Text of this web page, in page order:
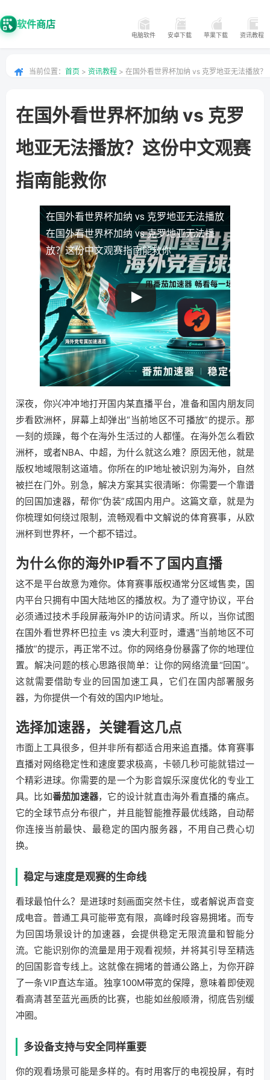
软件商店
电脑软件 安卓下载 苹果下载 资讯教程
当前位置： 首页 > 资讯教程 > 在国外看世界杯加纳 vs 克罗地亚无法播放？
在国外看世界杯加纳 vs 克罗
地亚无法播放？这份中文观赛
指南能救你
在国外看世界杯加纳 vs 克罗地亚无法播放
在国外看世界杯加纳 vs 克罗地亚无法播
放？这份中文观赛指南能救你
深夜，你兴冲冲地打开国内某直播平台，准备和国内朋友同
步看欧洲杯，屏幕上却弹出“当前地区不可播放”的提示。那
一刻的烦躁，每个在海外生活过的人都懂。在海外怎么看欧
洲杯，或者NBA、中超，为什么就这么难？原因无他，就是
版权地域限制这道墙。你所在的IP地址被识别为海外，自然
被拦在门外。别急，解决方案其实很清晰：你需要一个靠谱
的回国加速器，帮你“伪装”成国内用户。这篇文章，就是为
你梳理如何绕过限制，流畅观看中文解说的体育赛事，从欧
洲杯到世界杯，一个都不错过。
为什么你的海外IP看不了国内直播
这不是平台故意为难你。体育赛事版权通常分区域售卖，国
内平台只拥有中国大陆地区的播放权。为了遵守协议，平台
必须通过技术手段屏蔽海外IP的访问请求。所以，当你试图
在国外看世界杯巴拉圭 vs 澳大利亚时，遭遇“当前地区不可
播放”的提示，再正常不过。你的网络身份暴露了你的地理位
置。解决问题的核心思路很简单：让你的网络流量“回国”。
这就需要借助专业的回国加速工具，它们在国内部署服务
器，为你提供一个有效的国内IP地址。
选择加速器，关键看这几点
市面上工具很多，但并非所有都适合用来追直播。体育赛事
直播对网络稳定性和速度要求极高，卡顿几秒可能就错过一
个精彩进球。你需要的是一个为影音娱乐深度优化的专业工
具。比如番茄加速器，它的设计就直击海外看直播的痛点。
它的全球节点分布很广，并且能智能推荐最优线路，自动帮
你连接当前最快、最稳定的国内服务器，不用自己费心切
换。
稳定与速度是观赛的生命线
看球最怕什么？是进球时刻画面突然卡住，或者解说声音变
成电音。普通工具可能带宽有限，高峰时段容易拥堵。而专
为回国场景设计的加速器，会提供稳定无限流量和智能分
流。它能识别你的流量是用于观看视频，并将其引导至精选
的回国影音专线上。这就像在拥堵的普通公路上，为你开辟
了一条VIP直达车道。独享100M带宽的保障，意味着即使观
看高清甚至蓝光画质的比赛，也能如丝般顺滑，彻底告别缓
冲圈。
多设备支持与安全同样重要
你的观看场景可能是多样的。有时用客厅的电视投屏，有时